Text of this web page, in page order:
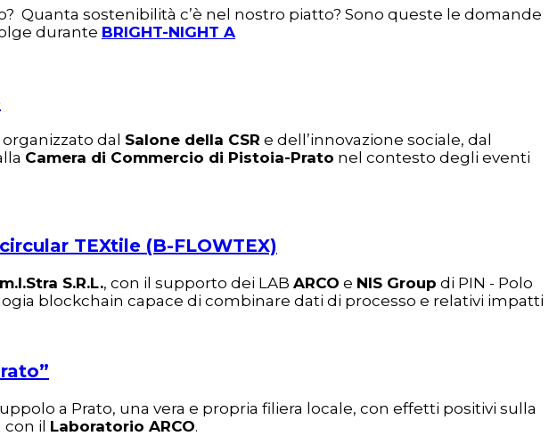
sostenibilità c’è nel nostro piatto? Sono queste le domande
durante BRIGHT-NIGHT A
dal Salone della CSR e dell’innovazione sociale, dal
Camera di Commercio di Pistoia-Prato nel contesto degli eventi
TEXtile (B-FLOWTEX)
S.R.L., con il supporto dei LAB ARCO e NIS Group di PIN - Polo
blockchain capace di combinare dati di processo e relativi impatti
a Prato, una vera e propria filiera locale, con effetti positivi sulla
con il Laboratorio ARCO.